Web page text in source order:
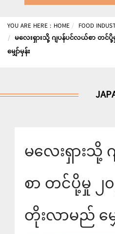
YOU ARE HERE : HOME FOOD
မလေးရှားသို့ ဂျပန်ပင်လယ်စာ တင်
မျှော်မှန်း
မလေးရှားသို့
စာ တင်ပို့မှု ၂
တိုးလာမည် မျှ